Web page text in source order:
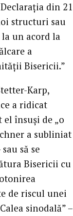
din 21
structuri sau
un acord la
a
Bisericii.”
Karp,
a ridicat
însuși de „o
a subliniat
să se
Bisericii cu
de riscul unei
sinodală” –